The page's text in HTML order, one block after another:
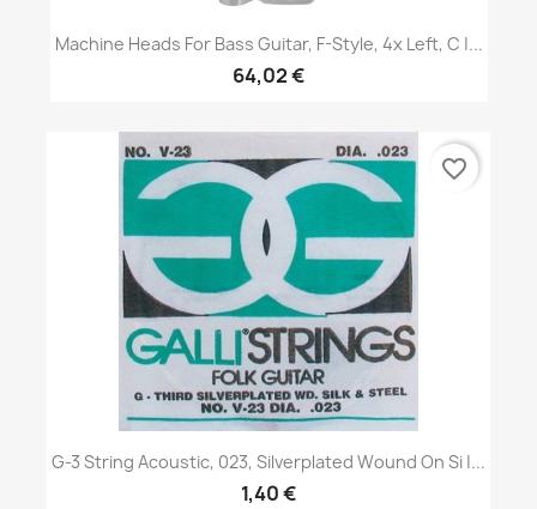
Machine Heads For Bass Guitar, F-Style, 4x Left, C |...
64,02 €
G-3 String Acoustic, 023, Silverplated Wound On Si |...
1,40 €
favorite_border